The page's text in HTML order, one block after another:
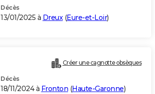
Décès
13/01/2025 à Dreux(Eure-et-Loir)
Créer une cagnotte obsèques
Décès
18/11/2024 à Fronton (Haute-Garonne)